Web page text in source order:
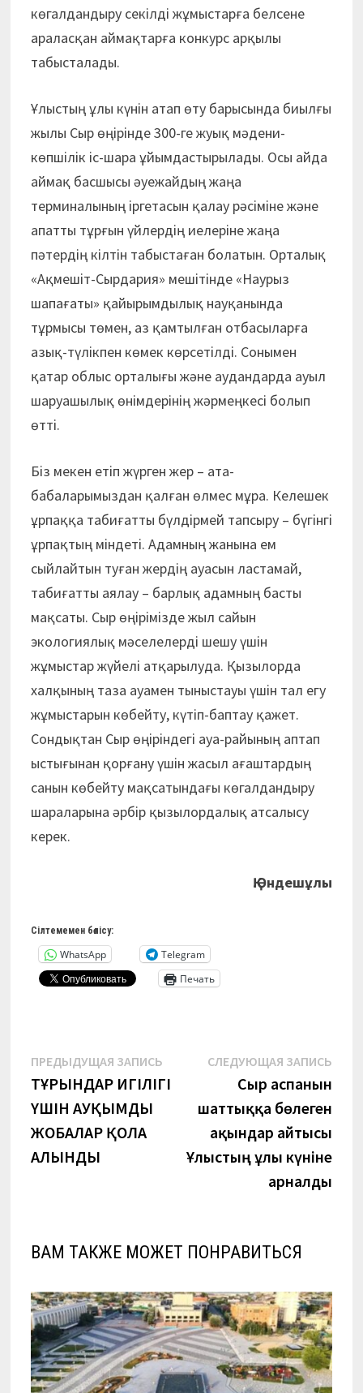
көгалдандыру секілді жұмыстарға белсене
араласқан аймақтарға конкурс арқылы
табысталады.
Ұлыстың ұлы күнін атап өту бары­сында биылғы
жылы Сыр өңірінде 300-ге жуық мәдени-
көпшілік іс-шара ұйым­дастырылады. Осы айда
аймақ басшысы әуежайдың жаңа
терминалының іргетасын қалау рәсіміне және
апатты тұрғын үйлердің иелеріне жаңа
пәтердің кілтін табыстаған болатын. Орталық
«Ақмешіт-Сырдария» мешітінде «Наурыз
шапағаты» қайырымдылық науқанында
тұрмысы төмен, аз қамтылған отбасыларға
азық-түлікпен көмек көрсетілді. Сонымен
қатар облыс орталығы және аудандарда ауыл
шаруашылық өнімдерінің жәрмеңкесі болып
өтті.
Біз мекен етіп жүрген жер – ата-
бабаларымыздан қалған өлмес мұра. Келешек
ұрпаққа табиғатты бүлдірмей тапсыру – бүгінгі
ұрпақтың міндеті. Адамның жанына ем
сыйлайтын туған жердің ауасын ластамай,
табиғатты аялау – барлық адамның басты
мақсаты. Сыр өңірімізде жыл сайын
экологиялық мәселелерді шешу үшін
жұмыстар жүйелі атқарылуда. Қызылорда
халқының таза ауамен тыныстауы үшін тал егу
жұмыстарын көбейту, күтіп-баптау қажет.
Сондықтан Сыр өңіріндегі ауа-райының аптап
ыстығынан қорғану үшін жасыл ағаштардың
санын көбейту мақсатындағы көгалдандыру
шараларына әрбір қызылордалық атсалысу
керек.
Қ.Әндешұлы
Сілтемемен бөлісу:
WhatsApp
Telegram
Печать
Навигация
по
записям
ПРЕДЫДУЩАЯ ЗАПИСЬПредыдущая
запись:
ТҰРҒЫНДАР ИГІЛІГІ
ҮШІН АУҚЫМДЫ
ЖОБАЛАР ҚОЛҒА
АЛЫНДЫ
СЛЕДУЮЩАЯ ЗАПИСЬ
Сыр аспанын
шаттыққа бөлеген
ақындар айтысы
Ұлыстың ұлы күніне
арналды
ВАМ ТАКЖЕ МОЖЕТ ПОНРАВИТЬСЯ